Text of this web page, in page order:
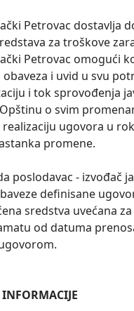
Petrovac dostavlja
za troškove
Petrovac omogući
i uvid u svu
i tok sprovođenja
o svim
realizaciju ugovora u
promene.
poslodavac - izvođač
definisane
sredstva uvećana
od datuma